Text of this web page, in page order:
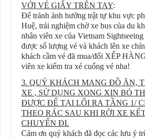
VỚI VÉ GIẤY TRÊN TAY:
Để tránh ảnh hưởng trật tự khu vực
Huệ, trải nghiệm chờ xe bus của du
nhân viên xe của Vietnam
được số lượng vé và khách lên xe
khách cầm vé đã mua/đổi XẾP
viên xe kiểm tra xé cuống vé nha!
3. QUÝ KHÁCH MANG ĐỒ ĂN,
XE , SỬ DỤNG XONG XIN BỎ
ĐƯỢC ĐỂ TẠI LỐI RA TẦNG 1/
THEO RÁC SAU KHI RỜI XE
CHUYẾN ĐI.
Cảm ơn quý khách đã đọc các lưu ý